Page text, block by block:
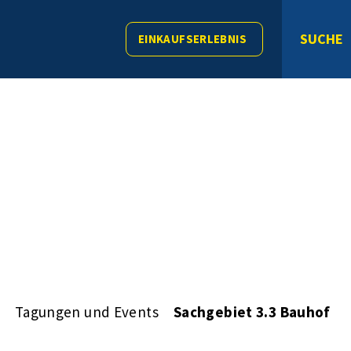
EINKAUFSERLEBNIS SUCHE
Tagungen und Events Sachgebiet 3.3 Bauhof